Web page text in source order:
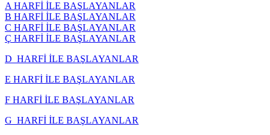
A HARFİ İLE BAŞLAYANLAR
B HARFİ İLE BAŞLAYANLAR
C HARFİ İLE BAŞLAYANLAR
Ç HARFİ İLE BAŞLAYANLAR
D HARFİ İLE BAŞLAYANLAR
E HARFİ İLE BAŞLAYANLAR
F HARFİ İLE BAŞLAYANLAR
G HARFİ İLE BAŞLAYANLAR